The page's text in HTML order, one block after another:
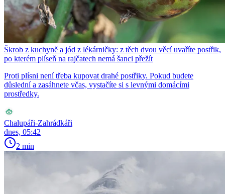
Škrob z kuchyně a jód z lékárničky: z těch dvou věcí uvaříte postřik,
po kterém plíseň na rajčatech nemá šanci přežít
Proti plísni není třeba kupovat drahé postřiky. Pokud budete
důslední a zasáhnete včas, vystačíte si s levnými domácími
prostředky.
Chalupáři-Zahrádkáři
dnes, 05:42
2 min